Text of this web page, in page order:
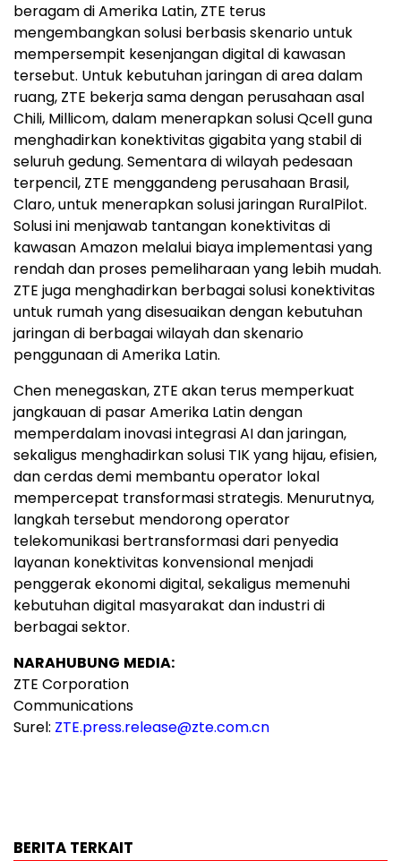
beragam di Amerika Latin, ZTE terus
mengembangkan solusi berbasis skenario untuk
mempersempit kesenjangan digital di kawasan
tersebut. Untuk kebutuhan jaringan di area dalam
ruang, ZTE bekerja sama dengan perusahaan asal
Chili, Millicom, dalam menerapkan solusi Qcell guna
menghadirkan konektivitas gigabita yang stabil di
seluruh gedung. Sementara di wilayah pedesaan
terpencil, ZTE menggandeng perusahaan Brasil,
Claro, untuk menerapkan solusi jaringan RuralPilot.
Solusi ini menjawab tantangan konektivitas di
kawasan Amazon melalui biaya implementasi yang
rendah dan proses pemeliharaan yang lebih mudah.
ZTE juga menghadirkan berbagai solusi konektivitas
untuk rumah yang disesuaikan dengan kebutuhan
jaringan di berbagai wilayah dan skenario
penggunaan di Amerika Latin.
Chen menegaskan, ZTE akan terus memperkuat
jangkauan di pasar Amerika Latin dengan
memperdalam inovasi integrasi AI dan jaringan,
sekaligus menghadirkan solusi TIK yang hijau, efisien,
dan cerdas demi membantu operator lokal
mempercepat transformasi strategis. Menurutnya,
langkah tersebut mendorong operator
telekomunikasi bertransformasi dari penyedia
layanan konektivitas konvensional menjadi
penggerak ekonomi digital, sekaligus memenuhi
kebutuhan digital masyarakat dan industri di
berbagai sektor.
NARAHUBUNG MEDIA:
ZTE Corporation
Communications
Surel: ZTE.press.release@zte.com.cn
BERITA TERKAIT